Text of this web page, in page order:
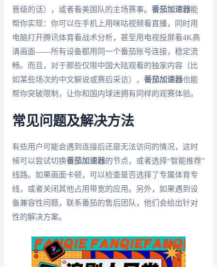
晋级的话），或者看美国队的主场赛事。 番茄加速器能
帮你实现：你可以在手机上用咪咕视频看直播，同时用
电脑打开腾讯体育看战术分析，甚至用电视投屏看4K高
清画面——所有设备都用同一个番茄账号连接，稳定流
畅。而且，对于那些仅限中国大陆观看的独家内容（比
如某些场次的中文解说或赛后采访）， 番茄加速器也能
帮你突破限制，让你和国内球迷拥有同样的观赛体验。
常见问题及解决方法
有些用户可能会遇到连接后还是无法访问的情况，这时
候可以尝试切换番茄加速器的节点，或者选择“智能推荐”
线路。如果画面卡顿，可以检查是否选择了专属体育专
线，或者关闭其他占用带宽的应用。另外，如果遇到设
备兼容性问题，联系番茄的售后团队，他们会给出针对
性的解决方案。